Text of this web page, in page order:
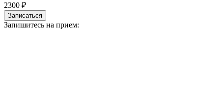
2300 ₽
Записаться
Запишитесь на прием: